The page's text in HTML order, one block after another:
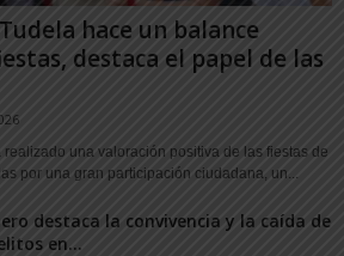
Tudela hace un balance
destaca el papel de las
realizado una valoración positiva de las fiestas de
por una gran participación ciudadana, un...
destaca la convivencia y la caída de
en...